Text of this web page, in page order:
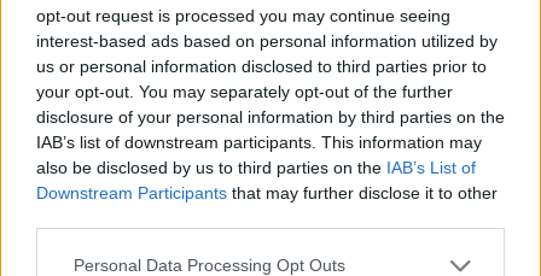
opt-out request is processed you may continue seeing
interest-based ads based on personal information utilized by
us or personal information disclosed to third parties prior to
your opt-out. You may separately opt-out of the further
disclosure of your personal information by third parties on the
IAB’s list of downstream participants. This information may
also be disclosed by us to third parties on the IAB’s List of
Downstream Participants that may further disclose it to other
Personal Data Processing Opt Outs
Hakim Ziyech verhuurt opnieuw luxe
appartement op Amsterdamse Zuidas
Marcos Leonardo laat eerste indruk achter bij
Ajax: 'Hier gaan fans van genieten'
Resterend oefenprogramma Ajax: waar zijn de
duels te zien